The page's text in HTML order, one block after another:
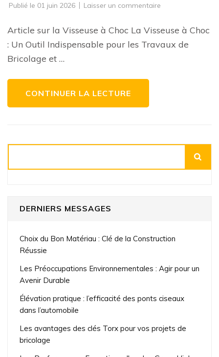
Publié le 01 juin 2026 Laisser un commentaire
Comment
la
Article sur la Visseuse à Choc La Visseuse à Choc
: Un Outil Indispensable pour les Travaux de
Bricolage et …
CONTINUER LA LECTURE
DERNIERS MESSAGES
Choix du Bon Matériau : Clé de la Construction
Réussie
Les Préoccupations Environnementales : Agir pour un
Avenir Durable
Élévation pratique : l’efficacité des ponts ciseaux
dans l’automobile
Les avantages des clés Torx pour vos projets de
bricolage